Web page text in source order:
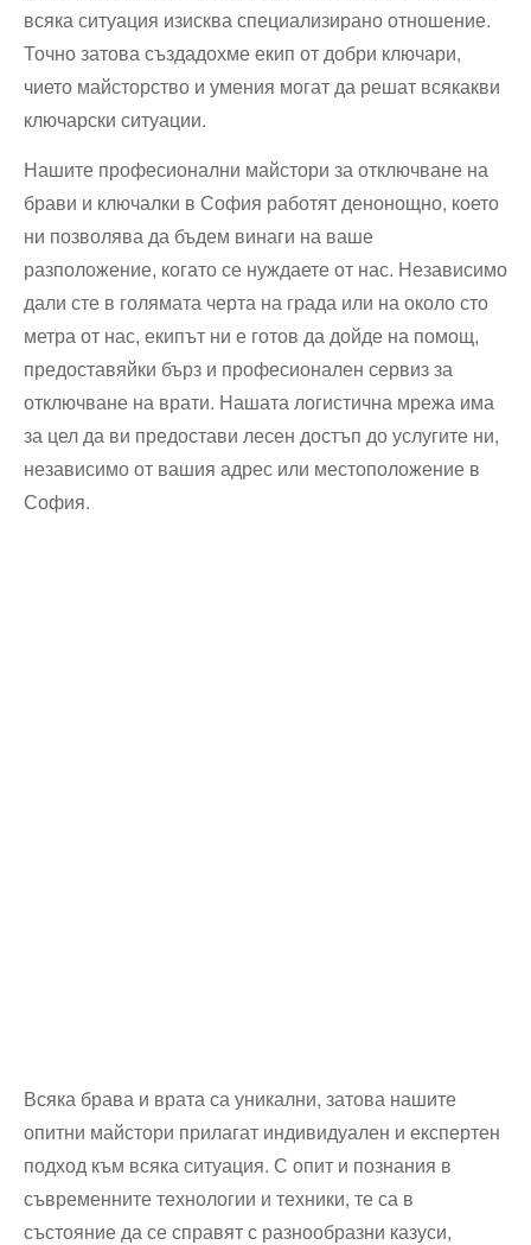
всяка ситуация изисква специализирано отношение.
Точно затова създадохме екип от добри ключари,
чието майсторство и умения могат да решат всякакви
ключарски ситуации.
Нашите професионални майстори за отключване на
брави и ключалки в София работят денонощно, което
ни позволява да бъдем винаги на ваше
разположение, когато се нуждаете от нас. Независимо
дали сте в голямата черта на града или на около сто
метра от нас, екипът ни е готов да дойде на помощ,
предоставяйки бърз и професионален сервиз за
отключване на врати. Нашата логистична мрежа има
за цел да ви предостави лесен достъп до услугите ни,
независимо от вашия адрес или местоположение в
София.
Всяка брава и врата са уникални, затова нашите
опитни майстори прилагат индивидуален и експертен
подход към всяка ситуация. С опит и познания в
съвременните технологии и техники, те са в
състояние да се справят с разнообразни казуси,